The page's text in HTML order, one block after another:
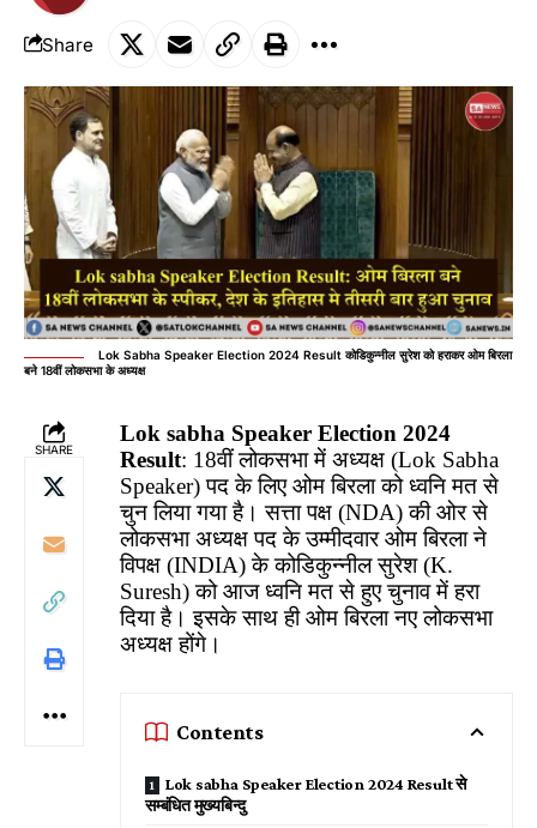
Share
Lok Sabha Speaker Election 2024 Result कोडिकुन्नील सुरेश को हराकर ओम बिरला
बने 18वीं लोकसभा के अध्यक्ष
SHARE
Lok sabha Speaker Election 2024
Result: 18वीं लोकसभा में अध्यक्ष (Lok Sabha
Speaker) पद के लिए ओम बिरला को ध्वनि मत से
चुन लिया गया है। सत्ता पक्ष (NDA) की ओर से
लोकसभा अध्यक्ष पद के उम्मीदवार ओम बिरला ने
विपक्ष (INDIA) के कोडिकुन्नील सुरेश (K.
Suresh) को आज ध्वनि मत से हुए चुनाव में हरा
दिया है। इसके साथ ही ओम बिरला नए लोकसभा
अध्यक्ष होंगे।
Contents
Lok sabha Speaker Election 2024 Result से
सम्बंधित मुख्यबिन्दु